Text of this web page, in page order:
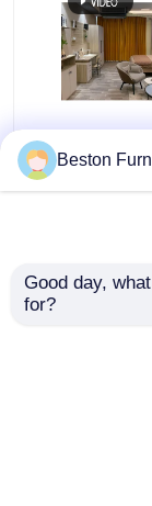
camera da
5 stelle Hotel
Beston
Good day,
for?